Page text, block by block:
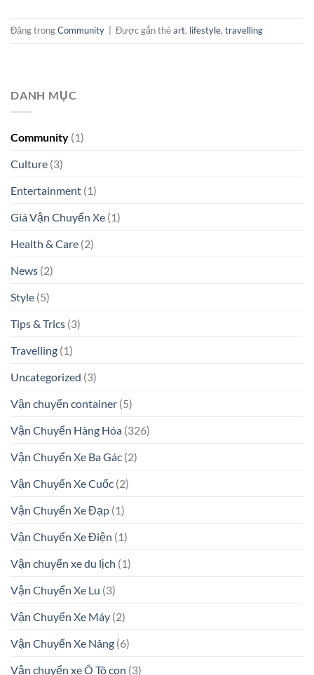
Đăng trongCommunity Được gắn thẻart, lifestyle, travelling
DANH MỤC
Community (1)
Culture (3)
Entertainment (1)
Giá Vận Chuyển Xe (1)
Health & Care (2)
News (2)
Style (5)
Tips & Trics (3)
Travelling (1)
Uncategorized (3)
Vận chuyển container (5)
Vận Chuyển Hàng Hóa (326)
Vận Chuyển Xe Ba Gác (2)
Vận Chuyển Xe Cuốc (2)
Vận Chuyển Xe Đạp (1)
Vận Chuyển Xe Điện (1)
Vận chuyển xe du lịch (1)
Vận Chuyển Xe Lu (3)
Vận Chuyển Xe Máy (2)
Vận Chuyển Xe Nâng (6)
Vận chuyển xe Ô Tô con (3)